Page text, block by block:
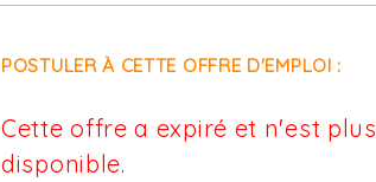
POSTULER À CETTE OFFRE D'EMPLOI :
Cette offre a expiré et n'est plus
disponible.